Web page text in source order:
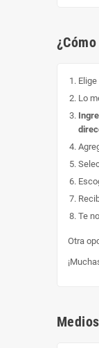
Lo
Te
Otra